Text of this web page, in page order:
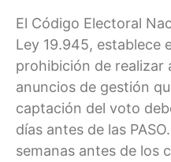
El Código Electoral
Ley 19.945, establece
prohibición de realizar
anuncios de gestión
captación del voto
días antes de las
semanas antes de los